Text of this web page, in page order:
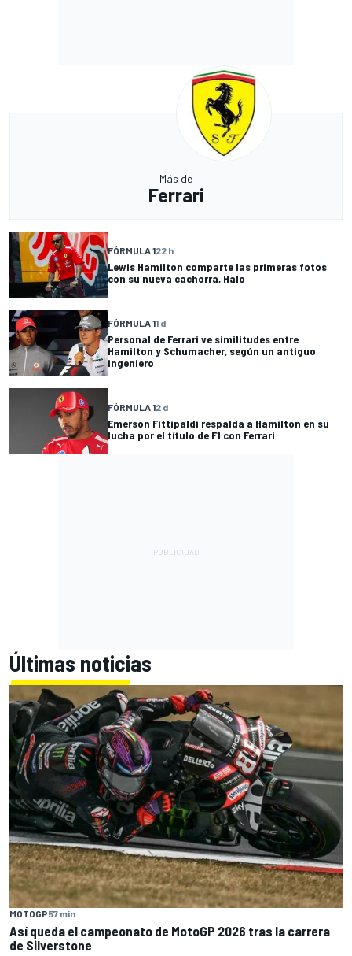
Más de
Ferrari
FÓRMULA 122 h
Lewis Hamilton comparte las primeras fotos
con su nueva cachorra, Halo
FÓRMULA 11 d
Personal de Ferrari ve similitudes entre
Hamilton y Schumacher, según un antiguo
ingeniero
FÓRMULA 12 d
Emerson Fittipaldi respalda a Hamilton en su
lucha por el título de F1 con Ferrari
Últimas noticias
MOTOGP57 min
Así queda el campeonato de MotoGP 2026 tras la carrera
de Silverstone